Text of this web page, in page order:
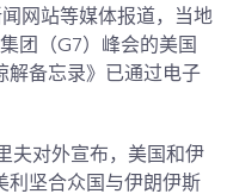
网站等媒体报道，当地
团（G7）峰会的美国
解备忘录》已通过电子
夫对外宣布，美国和伊
利坚合众国与伊朗伊斯